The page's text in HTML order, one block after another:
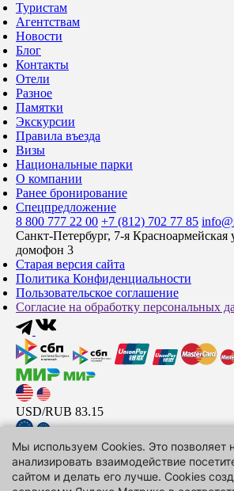
Туристам
Агентствам
Новости
Блог
Контакты
Отели
Разное
Памятки
Экскурсии
Правила въезда
Визы
Национальные парки
О компании
Ранее бронирование
Спецпредложение
8 800 777 22 00 +7 (812) 702 77 85
Санкт-Петербург, 7-я
домофон 3
Старая версия сайта
Политика Конфиденциальности
Пользовательское соглашение
Согласие на обработку персональных
USD/RUB 83.15
EUR/RUB 95.75
CNY/RUB 12.3
Мы используем Cookies. Это позволяет
анализировать взаимодействие
сайтом и делать его лучше. Cookies